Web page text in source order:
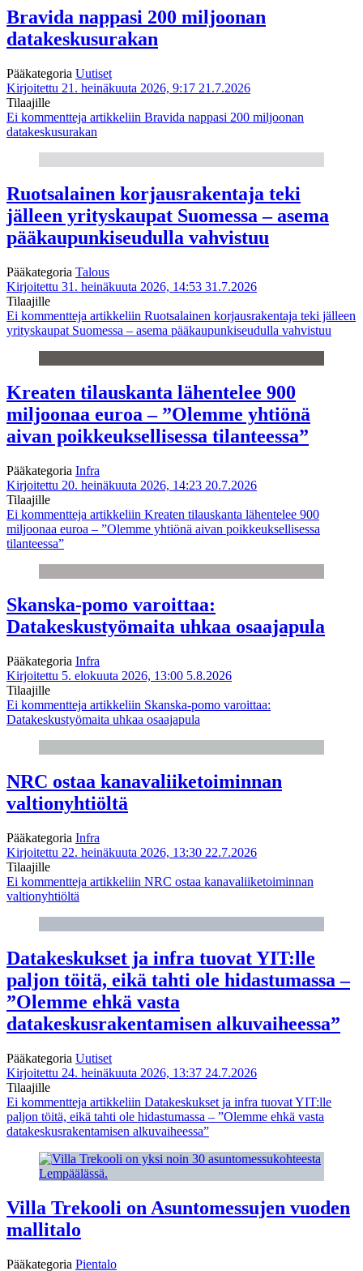
Bravida nappasi 200 miljoonan
datakeskusurakan
Pääkategoria Uutiset
Kirjoitettu 21. heinäkuuta 2026, 9:17 21.7.2026
Tilaajille
Ei kommentteja artikkeliin Bravida nappasi 200 miljoonan
datakeskusurakan
Ruotsalainen korjausrakentaja teki
jälleen yrityskaupat Suomessa – asema
pääkaupunkiseudulla vahvistuu
Pääkategoria Talous
Kirjoitettu 31. heinäkuuta 2026, 14:53 31.7.2026
Tilaajille
Ei kommentteja artikkeliin Ruotsalainen korjausrakentaja teki jälleen
yrityskaupat Suomessa – asema pääkaupunkiseudulla vahvistuu
Kreaten tilauskanta lähentelee 900
miljoonaa euroa – ”Olemme yhtiönä
aivan poikkeuksellisessa tilanteessa”
Pääkategoria Infra
Kirjoitettu 20. heinäkuuta 2026, 14:23 20.7.2026
Tilaajille
Ei kommentteja artikkeliin Kreaten tilauskanta lähentelee 900
miljoonaa euroa – ”Olemme yhtiönä aivan poikkeuksellisessa
tilanteessa”
Skanska-pomo varoittaa:
Datakeskustyömaita uhkaa osaajapula
Pääkategoria Infra
Kirjoitettu 5. elokuuta 2026, 13:00 5.8.2026
Tilaajille
Ei kommentteja artikkeliin Skanska-pomo varoittaa:
Datakeskustyömaita uhkaa osaajapula
NRC ostaa kanavaliiketoiminnan
valtionyhtiöltä
Pääkategoria Infra
Kirjoitettu 22. heinäkuuta 2026, 13:30 22.7.2026
Tilaajille
Ei kommentteja artikkeliin NRC ostaa kanavaliiketoiminnan
valtionyhtiöltä
Datakeskukset ja infra tuovat YIT:lle
paljon töitä, eikä tahti ole hidastumassa –
”Olemme ehkä vasta
datakeskusrakentamisen alkuvaiheessa”
Pääkategoria Uutiset
Kirjoitettu 24. heinäkuuta 2026, 13:37 24.7.2026
Tilaajille
Ei kommentteja artikkeliin Datakeskukset ja infra tuovat YIT:lle
paljon töitä, eikä tahti ole hidastumassa – ”Olemme ehkä vasta
datakeskusrakentamisen alkuvaiheessa”
Villa Trekooli on Asuntomessujen vuoden
mallitalo
Pääkategoria Pientalo